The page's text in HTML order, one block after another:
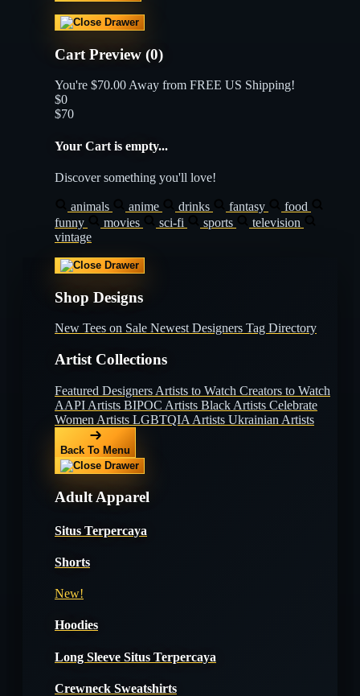
Cart Preview (0)
You're $70.00 Away from FREE US Shipping!
$0
$70
Your Cart is empty...
Discover something you'll love!
animals anime drinks fantasy
food
funny
movies sci-fi sports
television
vintage
Shop Designs
New Tees on Sale Newest Designers Tag Directory
Artist Collections
Featured Designers Artists to Watch Creators to Watch
AAPI Artists BIPOC Artists Black Artists Celebrate
Women Artists LGBTQIA Artists Ukrainian Artists
Back To Menu
Adult Apparel
Situs Terpercaya
Shorts
New!
Hoodies
Long Sleeve Situs Terpercaya
Crewneck Sweatshirts